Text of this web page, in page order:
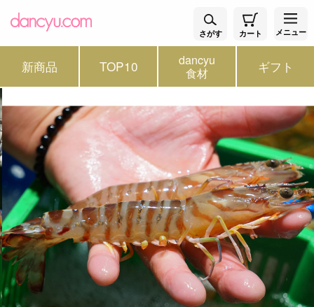
さがす カート メニュー
新商品 TOP10 dancyu
食材 ギフト